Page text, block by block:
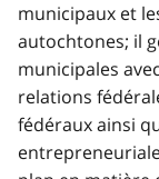
municipaux et
autochtones; il
municipales
relations
fédéraux ainsi